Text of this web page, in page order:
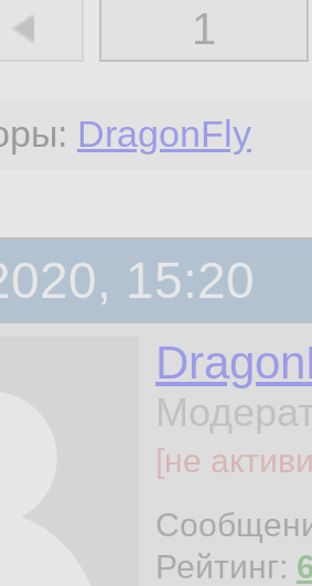
1
DragonFly
15:20
[не
Рейтинг: